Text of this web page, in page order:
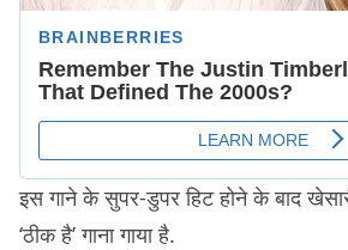
इस गाने के सुपर-डुपर हिट होने के बाद
‘ठीक है’ गाना गाया है.